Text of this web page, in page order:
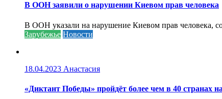
В ООН заявили о нарушении Киевом прав человека
В ООН указали на нарушение Киевом прав человека,
Зарубежье Новости
18.04.2023 Анастасия
«Диктант Победы» пройдёт более чем в 40 странах